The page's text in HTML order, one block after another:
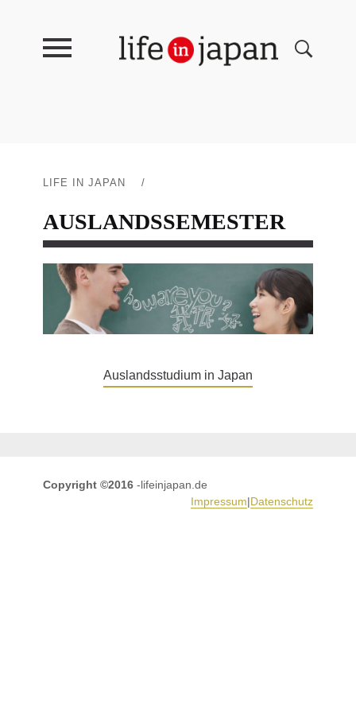
LIFE IN JAPAN /
AUSLANDSSEMESTER
Auslandsstudium in Japan
Copyright ©2016 -lifeinjapan.de
Impressum|Datenschutz